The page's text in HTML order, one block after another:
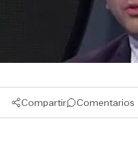
Compartir Comentarios